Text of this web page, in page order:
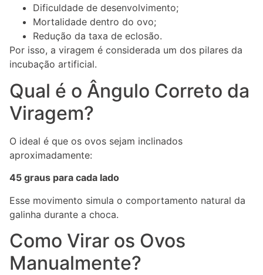
Dificuldade de desenvolvimento;
Mortalidade dentro do ovo;
Redução da taxa de eclosão.
Por isso, a viragem é considerada um dos pilares da
incubação artificial.
Qual é o Ângulo Correto da
Viragem?
O ideal é que os ovos sejam inclinados
aproximadamente:
45 graus para cada lado
Esse movimento simula o comportamento natural da
galinha durante a choca.
Como Virar os Ovos
Manualmente?